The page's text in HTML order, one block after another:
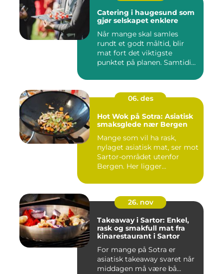
Catering i haugesund som
gjør selskapet enklere
Når mange skal samles
rundt et godt måltid, blir
mat fort det viktigste
punktet på planen. Samtidig
06. des
Hot Wok på Sotra: Asiatisk
smaksglede nær Bergen
Mange som vil ha rask,
nylaget asiatisk mat, ser mot
Sartor-området utenfor
Bergen. Her ligger...
26. nov
Takeaway i Sartor: Enkel,
rask og smakfull mat fra
kinarestaurant i Sartor
For mange på Sotra er
asiatisk takeaway svaret når
middagen må være bå...